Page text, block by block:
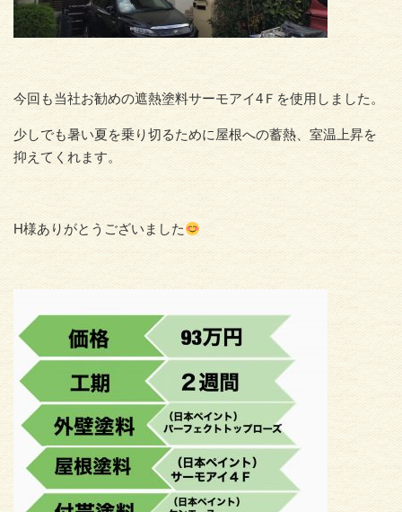
今回も当社お勧めの遮熱塗料サーモアイ4Ｆを使用しました。
少しでも暑い夏を乗り切るために屋根への蓄熱、室温上昇を
抑えてくれます。
H様ありがとうございました